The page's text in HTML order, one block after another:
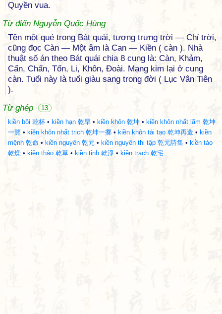
Quyền vua.
Từ điển Nguyễn Quốc Hùng
Tên một quẻ trong Bát quái, tượng trưng trời — Chỉ trời,
cũng đọc Càn — Một âm là Can — Kiền ( càn ). Nhà
thuật số án theo Bát quái chia 8 cung là: Càn, Khảm,
Cấn, Chấn, Tốn, Li, Khôn, Đoài. Mạng kim lại ở cung
càn. Tuổi này là tuổi giàu sang trong đời ( Lục Vân Tiên
).
Từ ghép
13
kiền bôi 乾杯 • kiền hạn 乾旱 • kiền khôn 乾坤 • kiền khôn nhất lãm 乾坤
一覽 • kiền khôn nhất trịch 乾坤一擲 • kiền khôn tái tạo 乾坤再造 • kiền
mệnh 乾命 • kiền nguyên 乾元 • kiền nguyên thi tập 乾元詩集 • kiền táo
乾燥 • kiền thảo 乾草 • kiền tịnh 乾淨 • kiền trạch 乾宅